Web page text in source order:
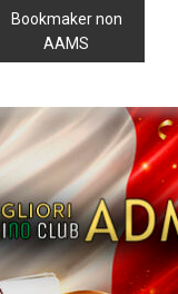
Bookmaker non
AAMS